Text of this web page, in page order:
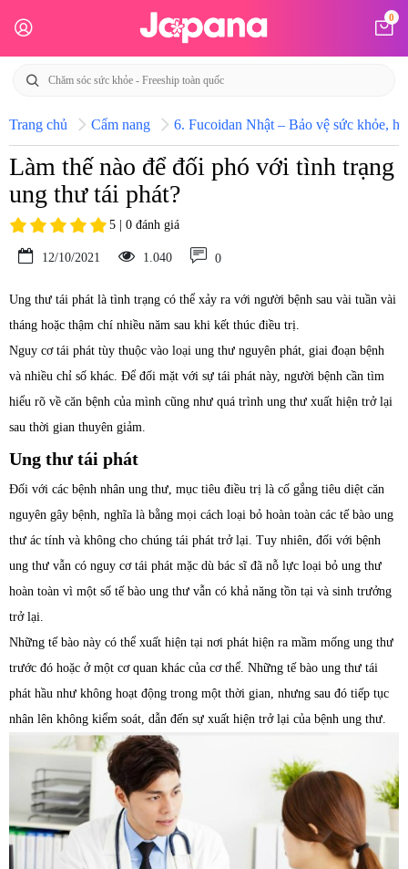
0
Trang chủ Cẩm nang 6. Fucoidan Nhật – Bảo vệ sức khỏe,
Làm thế nào để đối phó với tình trạng
ung thư tái phát?
5 | 0 đánh giá
12/10/2021 1.040 0
Ung thư tái phát là tình trạng có thể xảy ra với người bệnh sau vài tuần vài
tháng hoặc thậm chí nhiều năm sau khi kết thúc điều trị.
Nguy cơ tái phát tùy thuộc vào loại ung thư nguyên phát, giai đoạn bệnh
và nhiều chỉ số khác. Để đối mặt với sự tái phát này, người bệnh cần tìm
hiểu rõ về căn bệnh của mình cũng như quá trình ung thư xuất hiện trở lại
sau thời gian thuyên giảm.
Ung thư tái phát
Đối với các bệnh nhân ung thư, mục tiêu điều trị là cố gắng tiêu diệt căn
nguyên gây bệnh, nghĩa là bằng mọi cách loại bỏ hoàn toàn các tế bào ung
thư ác tính và không cho chúng tái phát trở lại. Tuy nhiên, đối với bệnh
ung thư vẫn có nguy cơ tái phát mặc dù bác sĩ đã nỗ lực loại bỏ ung thư
hoàn toàn vì một số tế bào ung thư vẫn có khả năng tồn tại và sinh trưởng
trở lại.
Những tế bào này có thể xuất hiện tại nơi phát hiện ra mầm mống ung thư
trước đó hoặc ở một cơ quan khác của cơ thể. Những tế bào ung thư tái
phát hầu như không hoạt động trong một thời gian, nhưng sau đó tiếp tục
nhân lên không kiểm soát, dẫn đến sự xuất hiện trở lại của bệnh ung thư.